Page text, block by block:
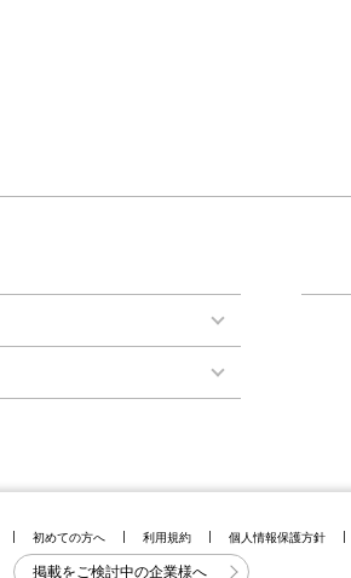
初めての方へ 利用規約 個人情報保護方針
掲載をご検討中の企業様へ